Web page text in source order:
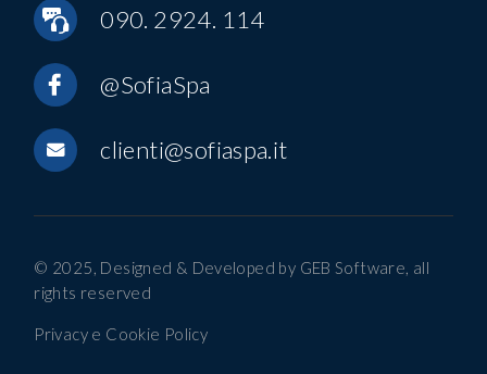
090. 2924. 114
@SofiaSpa
clienti@sofiaspa.it
© 2025, Designed & Developed by GEB Software, all
rights reserved
Privacy e Cookie Policy